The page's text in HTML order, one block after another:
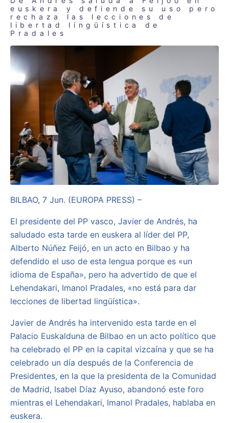
euskera y defiende su uso pero
rechaza las lecciones de
libertad lingüística de
Pradales
BILBAO, 7 Jun. (EUROPA PRESS) –
El presidente del PP vasco, Javier de Andrés, ha
saludado esta tarde en euskera al líder del PP,
Alberto Núñez Feijó, en un acto en Bilbao y ha
defendido el uso de esta lengua porque es «un
idioma de España», pero ha advertido de que el
Lehendakari, Imanol Pradales, «no está para dar
lecciones de libertad lingüística».
Javier de Andrés ha intervenido esta tarde en el
Palacio Euskalduna de Bilbao en un acto político que
ha celebrado el PP en la capital vizcaína y que se ha
celebrado un día después de la Conferencia de
Presidentes, en la que la presidenta de la Comunidad
de Madrid, Isabel Díaz Ayuso, abandonó este foro
mientras el Lehendakari, Imanol Pradales, hablaba en
euskera.